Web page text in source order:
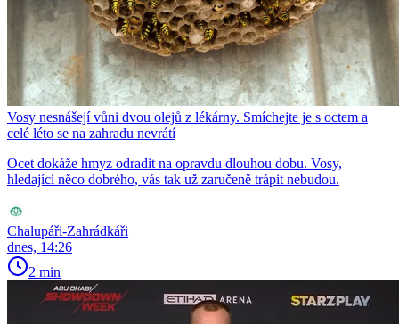
Vosy nesnášejí vůni dvou olejů z lékárny. Smíchejte je s octem a
celé léto se na zahradu nevrátí
Ocet dokáže hmyz odradit na opravdu dlouhou dobu. Vosy,
hledající něco dobrého, vás tak už zaručeně trápit nebudou.
Chalupáři-Zahrádkáři
dnes, 14:26
2 min